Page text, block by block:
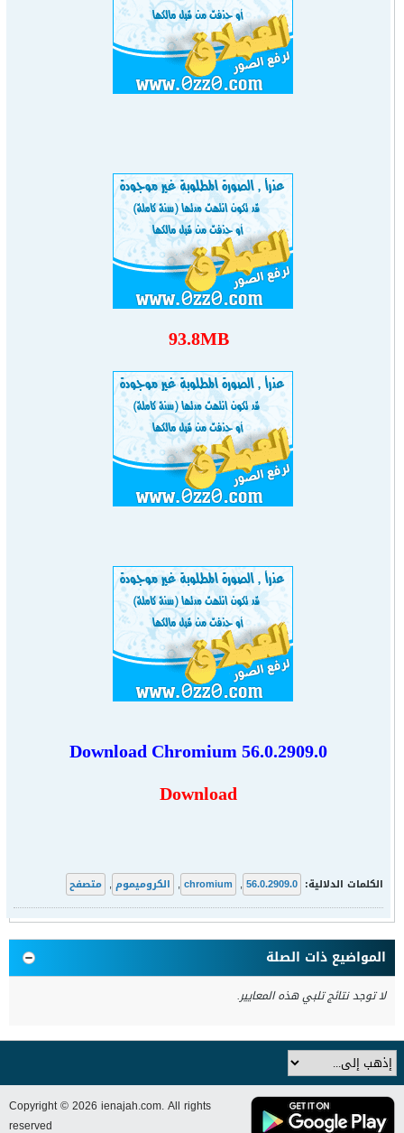
93.8MB
Download Chromium 56.0.2909.0
Download
الكلمات الدلالية: 56.0.2909.0
,
chromium
, الكروميموم , متصفح
المواضيع ذات الصلة
لا توجد نتائج تلبي هذه المعايير.
Copyright © 2026 ienajah.com. All rights
reserved